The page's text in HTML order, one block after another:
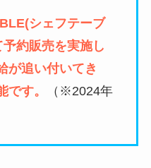
シェフテーブ
約販売を実施し
が追い付いてき
す。
（※2024年